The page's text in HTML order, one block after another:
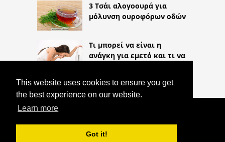
This website uses cookies to ensure you get
the best experience on our website.
Learn more
Got it!
3 Τσάι αλογοουρά για
μόλυνση ουροφόρων οδών
Τι μπορεί να είναι η
ανάγκη για εμετό και τι να
HTTPS://THELIGHTLIFEBLOG.COM
ΣΎΝΔΡΟΜΟ ΕΠΊΜΟΝΟΥ ΣΕΞΟΥΑΛΙΚΟΎ